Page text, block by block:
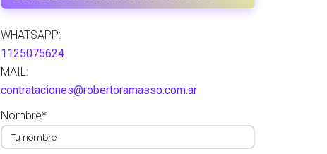
WHATSAPP:
1125075624
MAIL:
contrataciones@robertoramasso.com.ar
Nombre*